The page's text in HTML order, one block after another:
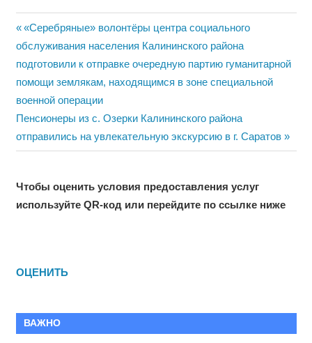
Навигация
по
записям
Previous
Post:
«Серебряные» волонтёры центра социального
обслуживания населения Калининского района
подготовили к отправке очередную партию гуманитарной
помощи землякам, находящимся в зоне специальной
военной операции
Next
Post:
Пенсионеры из с. Озерки Калининского района
отправились на увлекательную экскурсию в г. Саратов
Чтобы оценить условия предоставления услуг
используйте QR-код или перейдите по ссылке ниже
ОЦЕНИТЬ
ВАЖНО